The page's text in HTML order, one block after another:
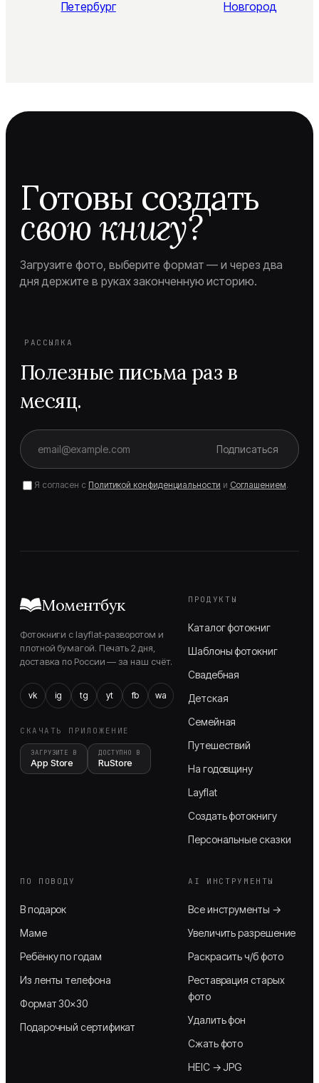
Петербург
Новгород
Готовы создать
свою книгу?
Загрузите фото, выберите формат — и через два
дня держите в руках законченную историю.
РАССЫЛКА
Полезные письма раз в
месяц.
Подписаться
Я согласен с Политикой конфиденциальности и Соглашением.
Моментбук
Фотокниги с layflat-разворотом и
плотной бумагой. Печать 2 дня,
доставка по России — за наш счёт.
vk ig tg yt fb wa
СКАЧАТЬ ПРИЛОЖЕНИЕ
ЗАГРУЗИТЕ В
App Store
ДОСТУПНО В
RuStore
ПРОДУКТЫ
Каталог фотокниг
Шаблоны фотокниг
Свадебная
Детская
Семейная
Путешествий
На годовщину
Layflat
Создать фотокнигу
Персональные сказки
ПО ПОВОДУ
В подарок
Маме
Ребёнку по годам
Из ленты телефона
Формат 30×30
Подарочный сертификат
AI ИНСТРУМЕНТЫ
Все инструменты →
Увеличить разрешение
Раскрасить ч/б фото
Реставрация старых
фото
Удалить фон
Сжать фото
HEIC → JPG